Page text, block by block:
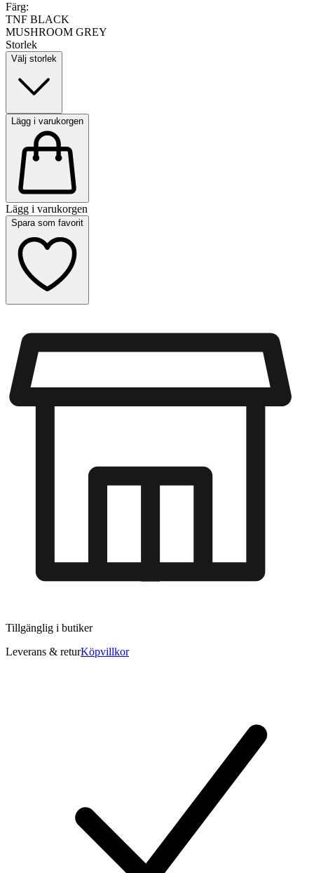
Färg:
TNF BLACK
MUSHROOM GREY
Storlek
Välj storlek
Lägg i varukorgen
Lägg i varukorgen
Spara som favorit
Tillgänglig i butiker
Leverans & returKöpvillkor